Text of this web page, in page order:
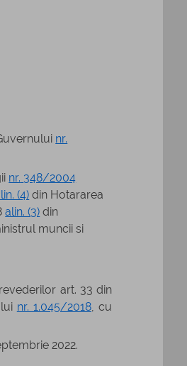
nr.
nr. 348/2004
(4) din Hotararea
alin. (3) din
muncii si
art. 33 din
nr. 1.045/2018, cu
2022.